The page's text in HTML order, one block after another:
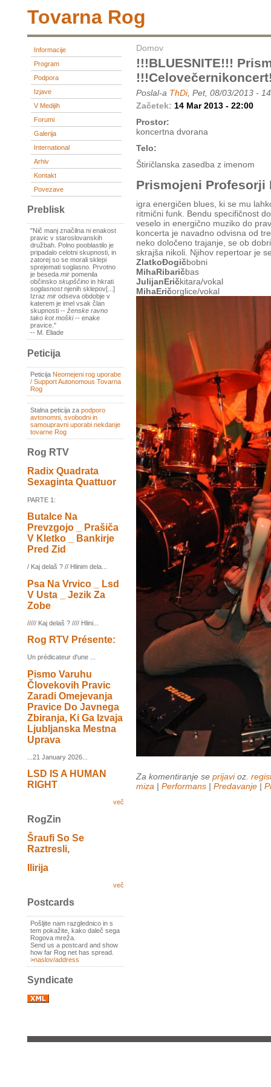
Tovarna Rog
Informacije
Program
Podpora
Izjave
V Medijih
Forumi
Galerija
International
Arhiv
Kontakt
Povezave
Preblisk
"Nič manj značilna ni enakost
pravic v staroslovanskih
družbah. Polno pooblastilo je
pripadalo celotni skupnosti, in
zatorej so se morali sklepi
sprejemati soglasno. Prvotno
je beseda mir pomenila
občinsko skupščino in hkrati
soglasnostnjenih sklepov[...]
Izraz mir odseva obdobje v
katerem je imel vsak član
skupnosti -- ženske ravno
tako kot moški-- enake
pravice."
-- M. Eliade
Peticija
Peticija Neomejeni rog uporabe
/ Support Autonomous Tovarna
Rog
Stalna peticija za podporo
avtonomni, svobodni in
samoupravni uporabi nekdanje
tovarne Rog
Rog RTV
Radix Quadrata
Sexaginta Quattuor
PARTE 1:
Butalce Na
Prevzgojo _ Prašiča
V Kletko _ Bankirje
Pred Zid
/ Kaj delaš ? // Hlinim dela...
Psa Na Vrvico _ Lsd
V Usta _ Jezik Za
Zobe
///// Kaj delaš ? //// Hlini...
Rog RTV Présente:
Un prédicateur d'une ...
Pismo Varuhu
Človekovih Pravic
Zaradi Omejevanja
Pravice Do Javnega
Zbiranja, Ki Ga Izvaja
Ljubljanska Mestna
Uprava
...21 January 2026...
LSD IS A HUMAN
RIGHT
več
RogZin
Šraufi So Se
Raztresli,
Ilirija
več
Postcards
Pošljite nam razglednico in s
tem pokažite, kako daleč sega
Rogova mreža.
Send us a postcard and show
how far Rog net has spread.
>naslov/address
Syndicate
Domov
!!!BLUESNITE!!!
Poslal-a ThDi, Pet, 08/03/2013 -
Začetek: 14 Mar 2013 - 22:00
Prostor:
koncertna dvorana
Telo:
Štiričlanska zasedba z imenom
Prismojeni Profesorji
igra energičen blues, ki se mu
ritmični funk. Bendu specifičnost
veselo in energično muziko do
koncerta je navadno odvisna od
neko določeno trajanje, se ob
skrajša nikoli. Njihov repertoar je
ZlatkoĐogičbobni
MihaRibaričbas
JulijanEričkitara/vokal
MihaEričorglice/vokal
Za komentiranje se prijavioz.
miza | Performans | Predavanje |